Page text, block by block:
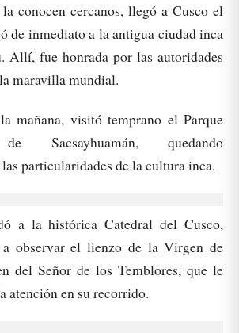
conocen cercanos, llegó a Cusco el
de inmediato a la antigua ciudad inca
Allí, fue honrada por las autoridades
maravilla mundial.
mañana, visitó temprano el Parque
Sacsayhuamán, quedando
particularidades de la cultura inca.
a la histórica Catedral del Cusco,
a observar el lienzo de la Virgen de
del Señor de los Temblores, que le
atención en su recorrido.